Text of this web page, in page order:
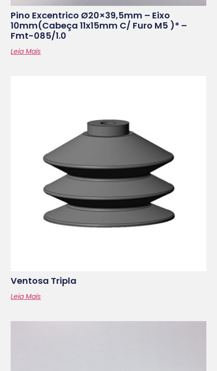
Pino Excentrico Ø20×39,5mm – Eixo
10mm(cabeça 11x15mm C/ Furo M5 )* –
Fmt-085/1.0
Leia Mais
Ventosa Tripla
Leia Mais